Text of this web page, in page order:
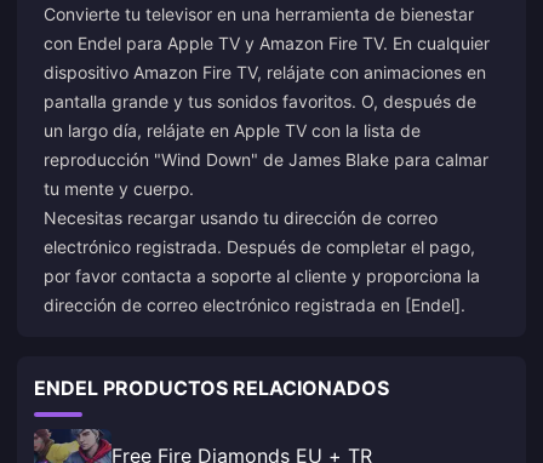
Convierte tu televisor en una herramienta de bienestar
con Endel para Apple TV y Amazon Fire TV. En cualquier
dispositivo Amazon Fire TV, relájate con animaciones en
pantalla grande y tus sonidos favoritos. O, después de
un largo día, relájate en Apple TV con la lista de
reproducción "Wind Down" de James Blake para calmar
tu mente y cuerpo.
Necesitas recargar usando tu dirección de correo
electrónico registrada. Después de completar el pago,
por favor contacta a soporte al cliente y proporciona la
dirección de correo electrónico registrada en [Endel].
ENDEL PRODUCTOS RELACIONADOS
Free Fire Diamonds EU + TR